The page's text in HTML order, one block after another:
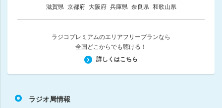
08:00 ～ 08:15
滋賀県 京都府 大阪府 兵庫県 奈良県 和歌山県
ラジコプレミアムのエリアフリープランなら
全国どこからでも聴ける！
詳しくはこちら
ラジオ局情報